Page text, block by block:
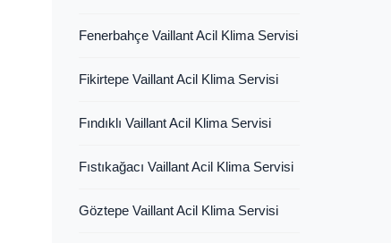
Fenerbahçe Vaillant Acil Klima Servisi
Fikirtepe Vaillant Acil Klima Servisi
Fındıklı Vaillant Acil Klima Servisi
Fıstıkağacı Vaillant Acil Klima Servisi
Göztepe Vaillant Acil Klima Servisi